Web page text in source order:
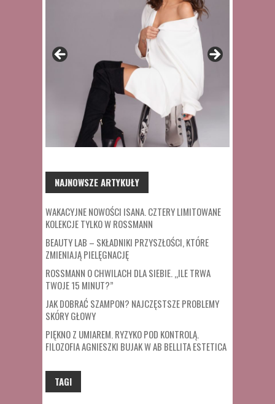
NAJNOWSZE ARTYKUŁY
WAKACYJNE NOWOŚCI ISANA. CZTERY LIMITOWANE
KOLEKCJE TYLKO W ROSSMANN
BEAUTY LAB – SKŁADNIKI PRZYSZŁOŚCI, KTÓRE
ZMIENIAJĄ PIELĘGNACJĘ
ROSSMANN O CHWILACH DLA SIEBIE. „ILE TRWA
TWOJE 15 MINUT?”
JAK DOBRAĆ SZAMPON? NAJCZĘSTSZE PROBLEMY
SKÓRY GŁOWY
PIĘKNO Z UMIAREM. RYZYKO POD KONTROLĄ.
FILOZOFIA AGNIESZKI BUJAK W AB BELLITA ESTETICA
TAGI